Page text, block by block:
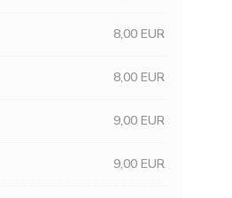
8,00 EUR
8,00 EUR
9,00 EUR
9,00 EUR